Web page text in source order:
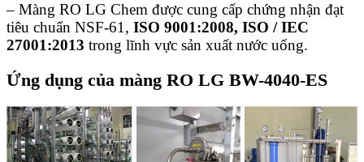
– Màng RO LG Chem được cung cấp chứng nhận đạt
tiêu chuẩn NSF-61, ISO 9001:2008, ISO / IEC
27001:2013 trong lĩnh vực sản xuất nước uống.
Ứng dụng của màng RO LG BW-4040-ES